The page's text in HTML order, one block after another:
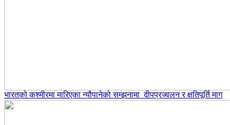
भारतको कश्मीरमा मारिएका न्यौपानेको सम्झनामा दीपप्रज्वलन र क्षतिपूर्ति माग